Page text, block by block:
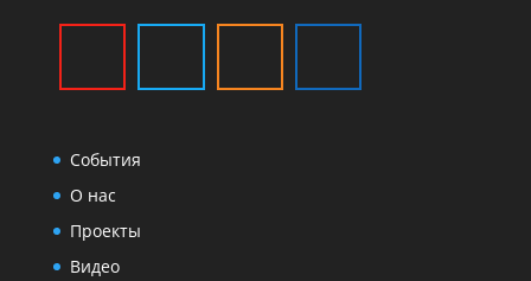
События
О нас
Проекты
Видео